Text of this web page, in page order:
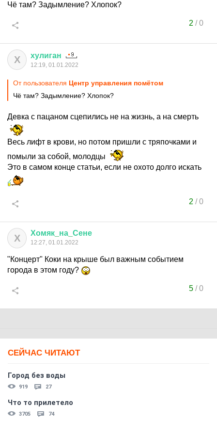
Чё там? Задымление? Хлопок?
2 /0
Х хулиган
12:19, 01.01.2022
От пользователя Цeнтр управления помётом
Чё там? Задымление? Хлопок?
Девка с пацаном сцепились не на жизнь, а на смерть
Весь лифт в крови, но потом пришли с тряпочками и
помыли за собой, молодцы
Это в самом конце статьи, если не охото долго искать
2 /0
Х Хомяк на Сене
12:27, 01.01.2022
"Концерт" Коки на крыше был важным событием
города в этом году?
5/0
СЕЙЧАС ЧИТАЮТ
Город без воды
919 27
Что то прилетело
3705 74